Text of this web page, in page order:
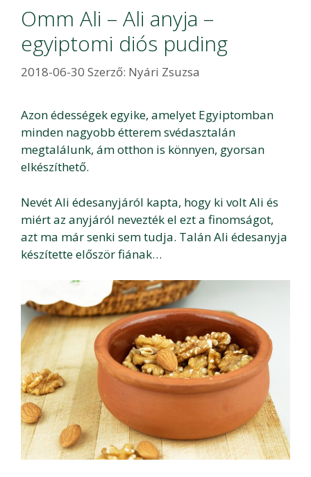
Omm Ali – Ali anyja –
egyiptomi diós puding
2018-06-30 Szerző: Nyári Zsuzsa
Azon édességek egyike, amelyet Egyiptomban
minden nagyobb étterem svédasztalán
megtalálunk, ám otthon is könnyen, gyorsan
elkészíthető.
Nevét Ali édesanyjáról kapta, hogy ki volt Ali és
miért az anyjáról nevezték el ezt a finomságot,
azt ma már senki sem tudja. Talán Ali édesanyja
készítette először fiának…